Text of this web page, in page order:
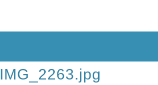
IMG_2263.jpg